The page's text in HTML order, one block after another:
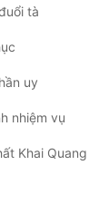
tà
uy
nhiệm vụ
Khai Quang